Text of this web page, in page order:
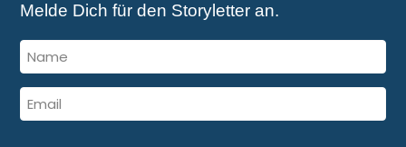
Melde Dich für den Storyletter an.